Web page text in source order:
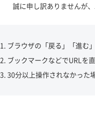
誠に申し訳ありませんが、
ブラウザの「戻る」「進む
ブックマークなどでURLを
30分以上操作されなかった